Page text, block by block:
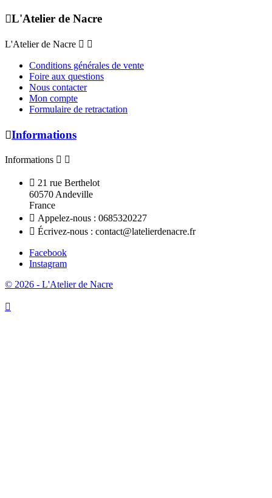
L'Atelier de Nacre
L'Atelier de Nacre  
Conditions générales de vente
Foire aux questions
Nous contacter
Mon compte
Formulaire de retractation
Informations
Informations  
 21 rue Berthelot
60570 Andeville
France
 Appelez-nous : 0685320227
 Écrivez-nous : contact@latelierdenacre.fr
Facebook
Instagram
© 2026 - L'Atelier de Nacre
